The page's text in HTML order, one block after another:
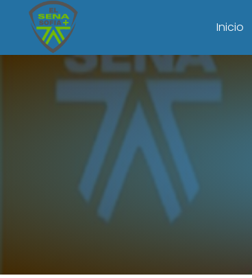
Inicio